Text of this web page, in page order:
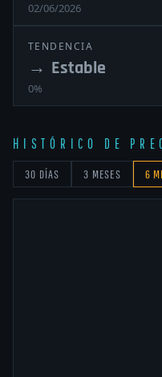
02/06/2026
TENDENCIA
→ Estable
0%
HISTÓRICO DE
30 DÍAS 3 MESES 6